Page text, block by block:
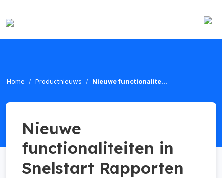
Home Productnieuws Nieuwe functionalite...
Nieuwe
functionaliteiten in
Snelstart Rapporten